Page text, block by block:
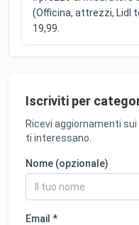
(Officina, attrezzi, Lidl
19,99.
Iscriviti per
Ricevi aggiornamenti
ti interessano.
Nome (opzionale)
Email *